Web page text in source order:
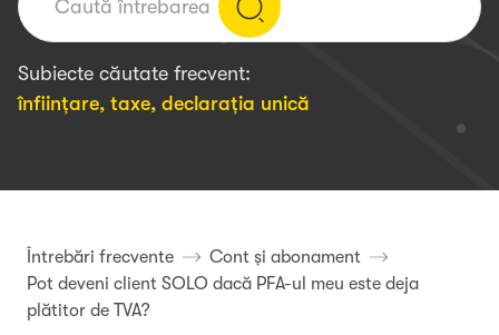
Subiecte căutate frecvent:
înființare, taxe, declarația unică
Întrebări frecvente
Cont și abonament
Pot deveni client SOLO dacă PFA-ul meu este deja
plătitor de TVA?